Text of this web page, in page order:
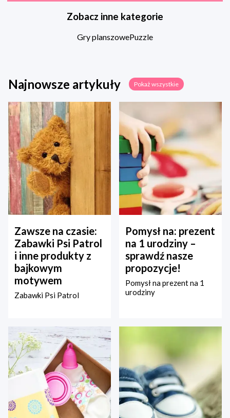
Zobacz inne kategorie
Gry planszowePuzzle
Najnowsze artykuły Pokaż wszystkie
Zawsze na czasie:
Zabawki Psi Patrol
i inne produkty z
bajkowym
motywem
Zabawki Psi Patrol
Pomysł na: prezent
na 1 urodziny –
sprawdź nasze
propozycje!
Pomysł na prezent na 1
urodziny